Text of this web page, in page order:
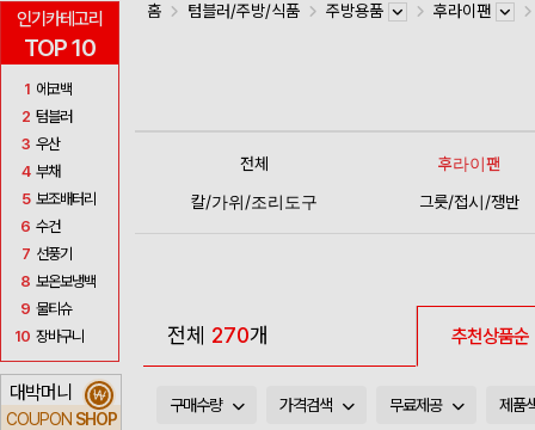
인기카테고리
TOP 10
1 에코백
2 텀블러
3 우산
4 부채
5 보조배터리
6 수건
7 선풍기
8 보온보냉백
9 물티슈
10 장바구니
대박머니
COUPON SHOP
₩
홈 텀블러/주방/식품 주방용품 후라이팬
전체
후라이팬
칼/가위/조리도구
그릇/접시/쟁반
전체 270개 추천상품순
구매수량 가격검색 무료제공 제품